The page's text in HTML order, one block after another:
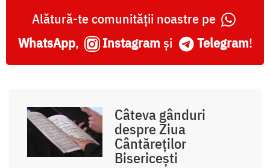
Alătură-te comunității noastre pe
WhatsApp, Instagram și Telegram!
Câteva gânduri
despre Ziua
Cântăreților
Bisericești